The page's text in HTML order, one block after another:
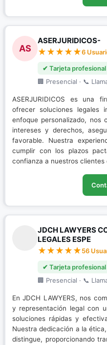
AS
ASERJURIDICOS-
6
✔ Tarjeta
🏢 Presencial · 📞
ASERJURIDICOS es una
ofrecer soluciones legales
enfoque personalizado, nos
intereses y derechos,
favorable. Nuestra
cumplir con los plazos
confianza a nuestros clientes
JDCH LAWYERS
LEGALES ESPE
56
✔ Tarjeta
🏢 Presencial · 📞
En JDCH LAWYERS, nos
y representación legal con
soluciones rápidas y
Nuestra dedicación a la
distingue, proporcionando